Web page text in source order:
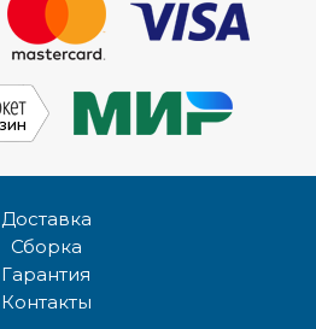
Доставка
Сборка
Гарантия
Контакты